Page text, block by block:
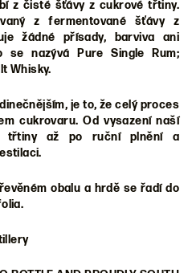
z čisté šťávy z cukrové třtiny.
z fermentované šťávy z
žádné přísady, barviva ani
nazývá Pure Single Rum;
Whisky.
je to, že celý proces
cukrovaru. Od vysazení naší
třtiny až po ruční plnění a
obalu a hrdě se řadí do